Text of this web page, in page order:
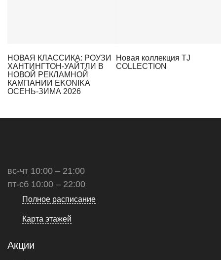
НОВАЯ КЛАССИКА: РОУЗИ
ХАНТИНГТОН-УАЙТЛИ В
НОВОЙ РЕКЛАМНОЙ
КАМПАНИИ EKONIKA
ОСЕНЬ-ЗИМА 2026
Новая коллекция TJ
COLLECTION
вс-чт 10:00 – 21:00
пт-сб 10:00 – 22:00
Полное расписание
Карта этажей
Акции